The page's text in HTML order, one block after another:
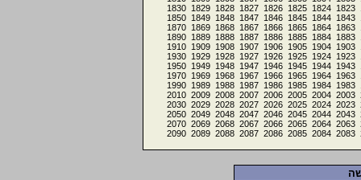
1823
1824
1825
1826
1827
1828
1829
1830
1843
1844
1845
1846
1847
1848
1849
1850
1863
1864
1865
1866
1867
1868
1869
1870
1883
1884
1885
1886
1887
1888
1889
1890
1903
1904
1905
1906
1907
1908
1909
1910
1923
1924
1925
1926
1927
1928
1929
1930
1943
1944
1945
1946
1947
1948
1949
1950
1963
1964
1965
1966
1967
1968
1969
1970
1983
1984
1985
1986
1987
1988
1989
1990
2003
2004
2005
2006
2007
2008
2009
2010
2023
2024
2025
2026
2027
2028
2029
2030
2043
2044
2045
2046
2047
2048
2049
2050
2063
2064
2065
2066
2067
2068
2069
2070
2083
2084
2085
2086
2087
2088
2089
2090